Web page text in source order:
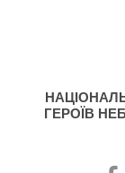
ГЕРОЇВ